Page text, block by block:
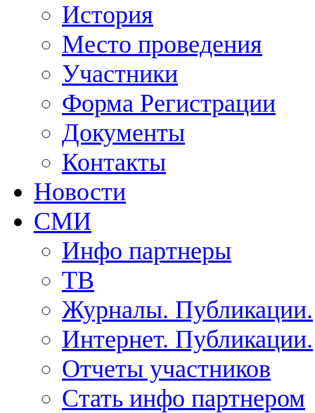
История
Место проведения
Участники
Форма Регистрации
Документы
Контакты
Новости
СМИ
Инфо партнеры
ТВ
Журналы. Публикации.
Интернет. Публикации.
Отчеты участников
Стать инфо партнером